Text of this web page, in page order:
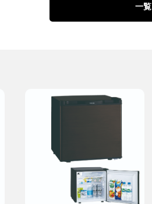
一